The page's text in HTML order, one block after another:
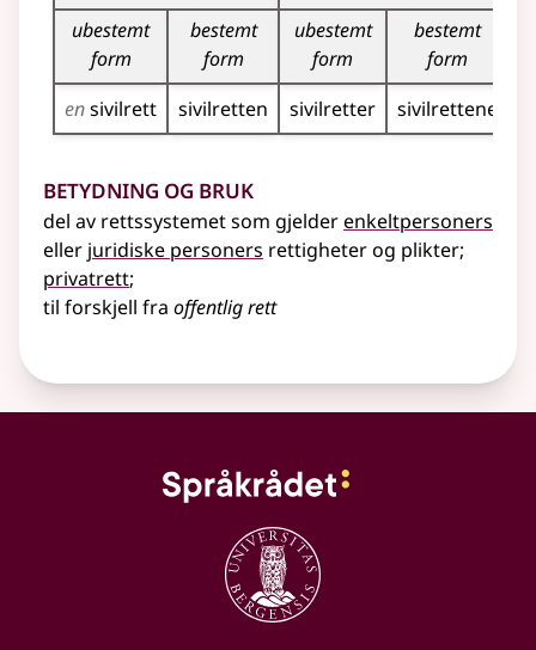
ubestemt
form
bestemt
form
ubestemt
form
bestemt
form
ensivilrett sivilretten sivilretter sivilrettene
Betydning og bruk
del av rettssystemet som gjelderenkeltpersoners
eller juridiske personers rettigheter og plikter;
privatrett;
til forskjell fra offentlig rett